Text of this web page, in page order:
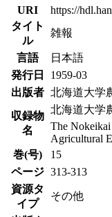
URI
https://
タイト
ル
雑報
言語
日本語
発行日
1959-03
出版者 北海道大学
収録物
名
北海道大学
The
Agricultural
巻(号)
15
ページ 313-313
資源タ
イプ
その他